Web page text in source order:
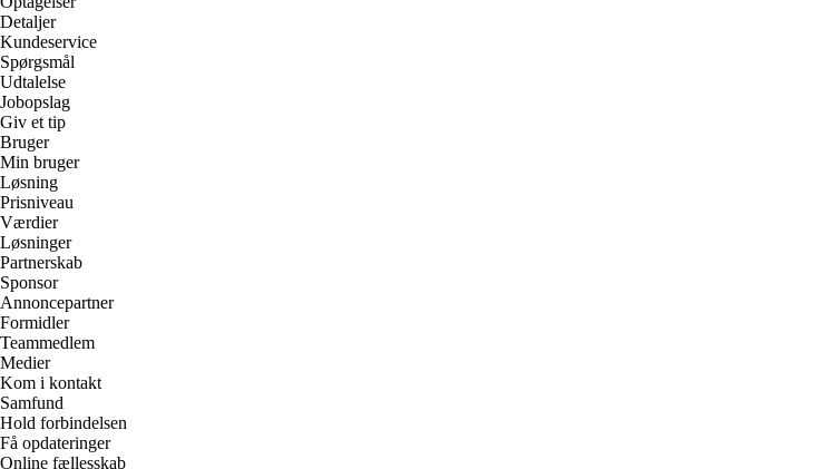
Detaljer
Kundeservice
Spørgsmål
Udtalelse
Jobopslag
Giv et tip
Bruger
Min bruger
Løsning
Prisniveau
Værdier
Løsninger
Partnerskab
Sponsor
Annoncepartner
Formidler
Teammedlem
Medier
Kom i kontakt
Samfund
Hold forbindelsen
Få opdateringer
Online fællesskab